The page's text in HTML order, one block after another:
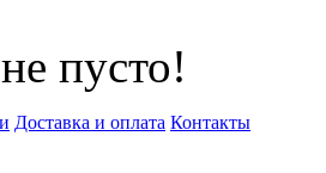
пусто!
Доставка и оплата Контакты